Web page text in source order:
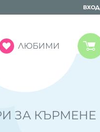
ВХОД
ЛЮБИМИ
ЗА КЪРМЕНЕ